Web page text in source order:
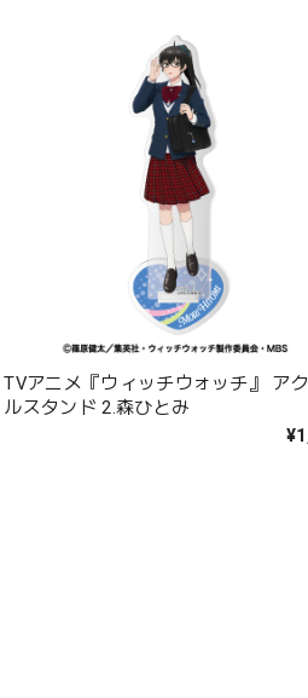
TVアニメ『ウィッチウォッチ』 ア
ルスタンド 2.森ひとみ